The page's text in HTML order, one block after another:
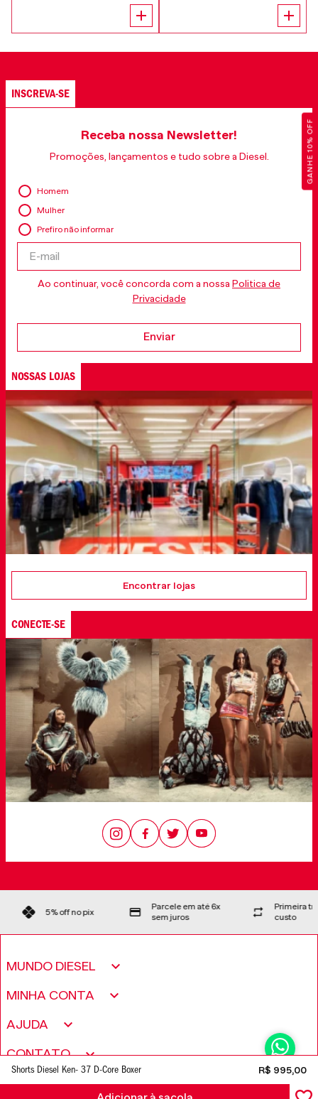
GANHE 10% OFF
Shorts Diesel Ken- 37 D-Core Boxer R$ 995,00
INSCREVA-SE
Receba nossa Newsletter!
Promoções, lançamentos e tudo sobre a Diesel.
Homem
Mulher
Prefiro não informar
Ao continuar, você concorda com a nossa Politica de
Privacidade
Enviar
NOSSAS LOJAS
Encontrar lojas
CONECTE-SE
5% off no pix
Parcele em até 6x
sem juros
Primeira
custo
MUNDO DIESEL
Sobre nós
MINHA CONTA
Meus pedidos
Wishlist
AJUDA
Encontre uma loja
Perguntas frequentes
Seja um revendedor
CONTATO